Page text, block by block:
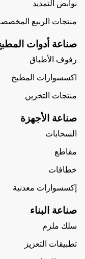
نوابض التمديد
منتجات الربيع
صناعة أدوات
رفوف الأطباق
اكسسوارات المطبخ
منتجات التخزين
صناعة الأجهزة
السحابات
مقاطع
خطافات
إكسسوارات معدنية
صناعة البناء
سلك ملزم
تطبيقات التعزيز